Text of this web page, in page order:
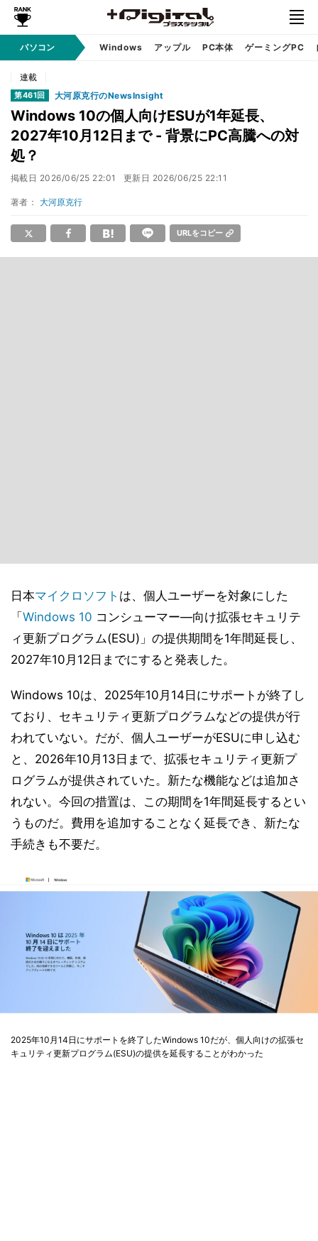
パソコン Windows アップル PC本体 ゲーミングPC
連載
第461回 大河原克行のNewsInsight
Windows 10の個人向けESUが1年延長、
2027年10月12日まで - 背景にPC高騰への対
処？
掲載日 2026/06/25 22:01 更新日 2026/06/25 22:11
著者： 大河原克行
URLをコピー
日本マイクロソフト は、個人ユーザーを対象にした
「 Windows 10 コンシューマー―向け拡張セキュリテ
ィ更新プログラム(ESU)」の提供期間を1年間延長し、
2027年10月12日までにすると発表した。
Windows 10は、2025年10月14日にサポートが終了し
ており、セキュリティ更新プログラムなどの提供が行
われていない。だが、個人ユーザーがESUに申し込む
と、2026年10月13日まで、拡張セキュリティ更新プ
ログラムが提供されていた。新たな機能などは追加さ
れない。今回の措置は、この期間を1年間延長するとい
うものだ。費用を追加することなく延長でき、新たな
手続きも不要だ。
2025年10月14日にサポートを終了したWindows 10だが、個人向けの拡張セ
キュリティ更新プログラム(ESU)の提供を延長することがわかった